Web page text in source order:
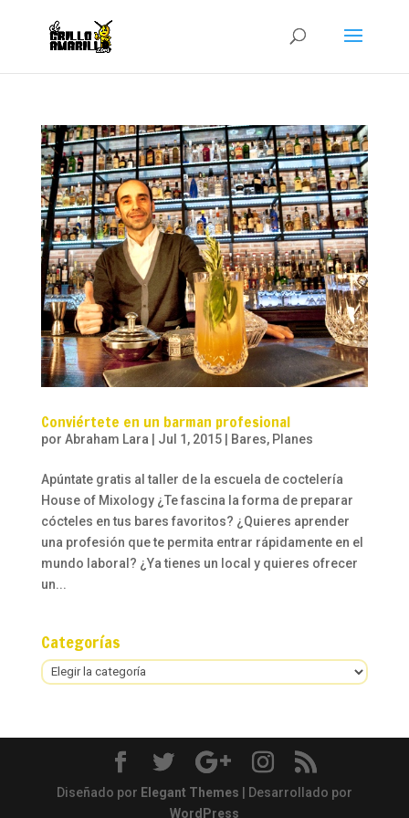
Conviértete en un barman profesional
por Abraham Lara Jul 1, 2015| Bares, Planes
Apúntate gratis al taller de la escuela de coctelería
House of Mixology ¿Te fascina la forma de preparar
cócteles en tus bares favoritos? ¿Quieres aprender
una profesión que te permita entrar rápidamente en el
mundo laboral? ¿Ya tienes un local y quieres ofrecer
un...
Categorías
Categorías
Diseñado por Elegant Themes | Desarrollado por
WordPress